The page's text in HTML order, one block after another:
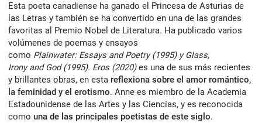
Esta poeta canadiense ha ganado el Princesa de Asturias de
las Letras y también se ha convertido en una de las grandes
favoritas al Premio Nobel de Literatura. Ha publicado varios
volúmenes de poemas y ensayos
como Plainwater: Essays and Poetry (1995) y Glass,
Irony and God (1995). Eros (2020)es una de sus más recientes
y brillantes obras, en esta reflexiona sobre el amor romántico,
la feminidad y el erotismo. Anne es miembro de la Academia
Estadounidense de las Artes y las Ciencias, y es reconocida
como una de las principales poetistas de este siglo.